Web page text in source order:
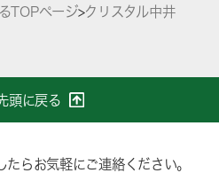
TOPページ>クリスタル中井
頭に戻る
らお気軽にご連絡ください。